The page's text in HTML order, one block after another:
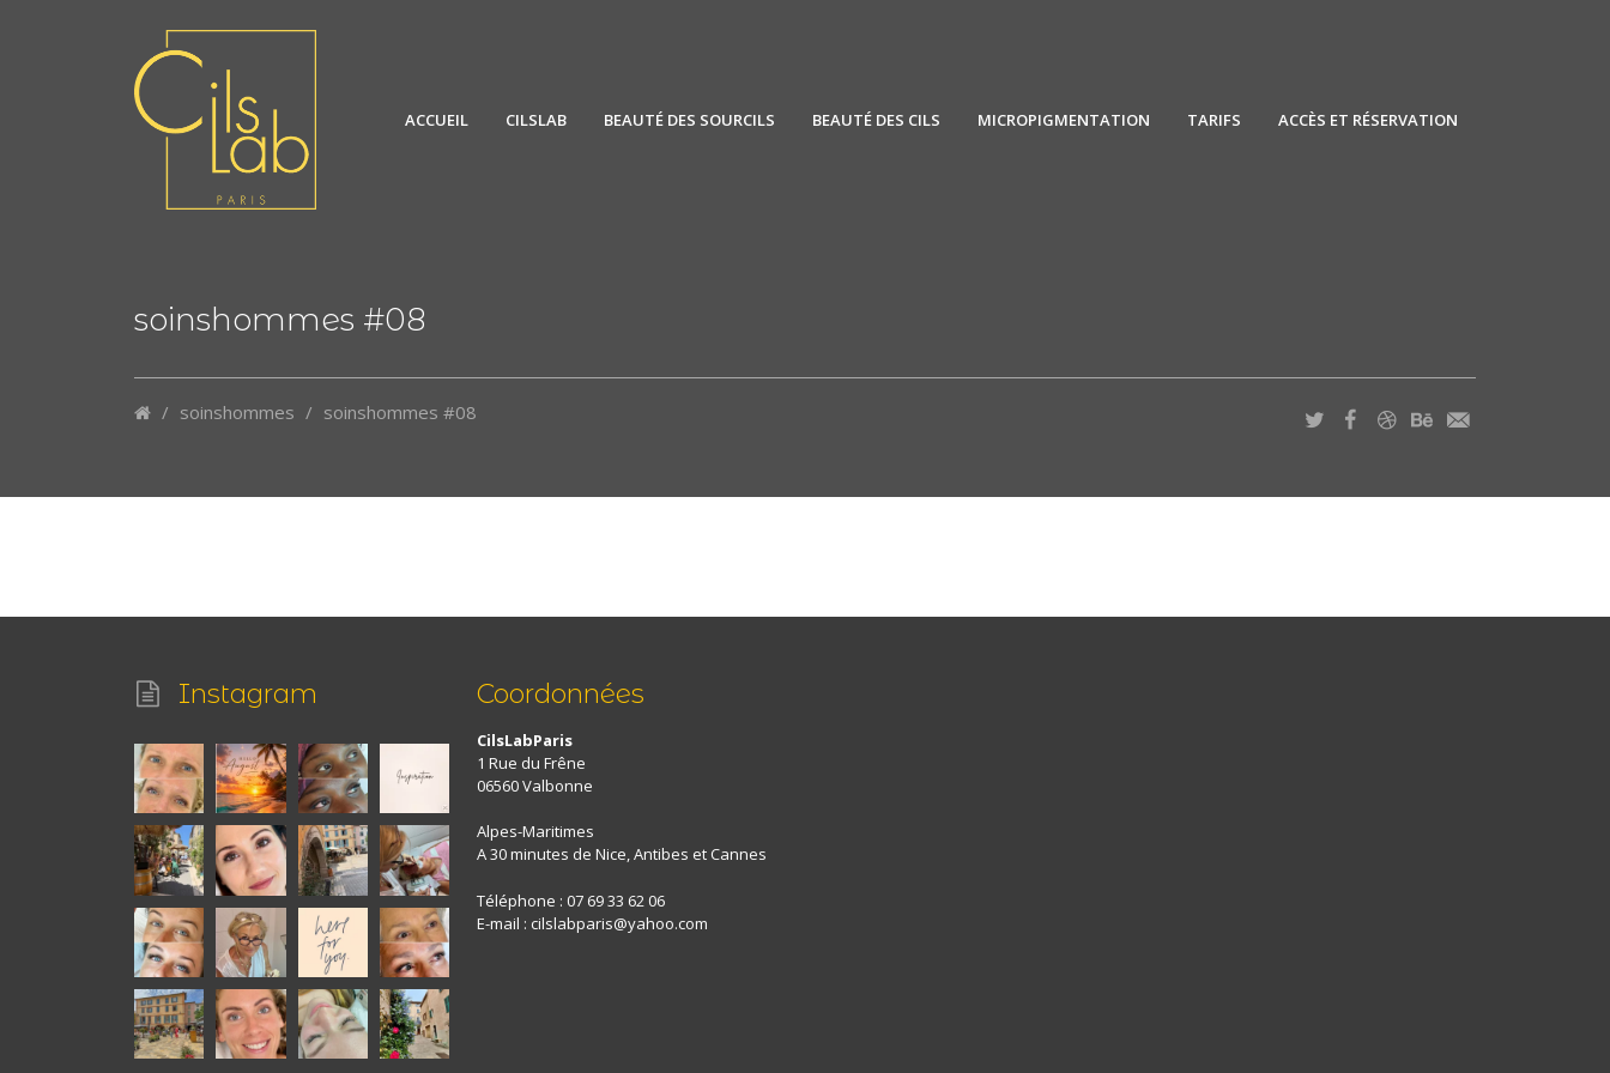
ACCUEIL CILSLAB BEAUTÉ DES SOURCILS BEAUTÉ DES CILS MICROPIGMENTATION TARIFS ACCÈS ET RÉSERVATION
soinshommes #08
/ soinshommes / soinshommes #08
Instagram Coordonnées
CilsLabParis
1 Rue du Frêne
06560 Valbonne
Alpes-Maritimes
A 30 minutes de Nice, Antibes et Cannes
Téléphone : 07 69 33 62 06
E-mail : cilslabparis@yahoo.com